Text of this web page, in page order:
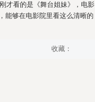
才看的是《舞台姐妹》，电影
能够在电影院里看这么清晰的
收藏：